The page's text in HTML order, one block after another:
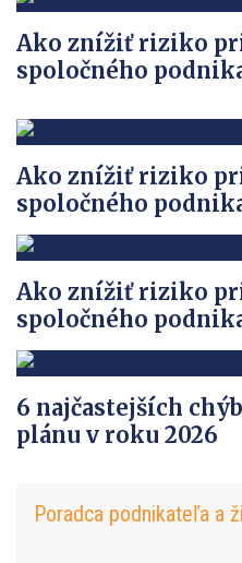
Ako znížiť riziko
spoločného
Ako znížiť riziko
spoločného
Ako znížiť riziko
spoločného
6 najčastejších
plánu v roku 2026
Poradca podnikateľa a